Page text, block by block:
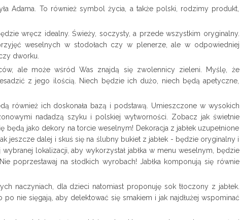
Adama. To również symbol życia, a także polski, rodzimy produkt,
wręcz idealny. Świeży, soczysty, a przede wszystkim oryginalny.
weselnych w stodołach czy w plenerze, ale w odpowiedniej
dworku.
ale może wśród Was znajdą się zwolennicy zieleni. Myślę, że
z jego ilością. Niech będzie ich dużo, niech będą apetyczne,
również ich doskonała bazą i podstawą. Umieszczone w wysokich
nadadzą szyku i polskiej wytworności. Zobacz jak świetnie
jako dekory na torcie weselnym! Dekoracja z jabłek uzupełnione
jeszcze dalej i skuś się na ślubny bukiet z jabłek - będzie oryginalny i
lokalizacji, aby wykorzystał jabłka w menu weselnym, będzie
poprzestawaj na słodkich wyrobach! Jabłka komponują się równie
naczyniach, dla dzieci natomiast proponuję sok tłoczony z jabłek.
po nie sięgają, aby delektować się smakiem i jak najdłużej wspominać